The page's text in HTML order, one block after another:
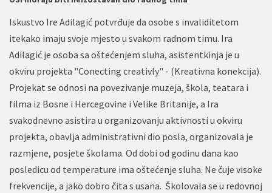
Iskustvo Ire Adilagić potvrđuje da osobe s invaliditetom
itekako imaju svoje mjesto u svakom radnom timu. Ira
Adilagić je osoba sa oštećenjem sluha, asistentkinja je u
okviru projekta "Conecting creativly" - (Kreativna konekcija).
Projekat se odnosi na povezivanje muzeja, škola, teatara i
filma iz Bosne i Hercegovine i Velike Britanije, a Ira
svakodnevno asistira u organizovanju aktivnosti u okviru
projekta, obavlja administrativni dio posla, organizovala je
razmjene, posjete školama. Od dobi od godinu dana kao
posledicu od temperature ima oštećenje sluha. Ne čuje visoke
frekvencije, a jako dobro čita s usana. Školovala se u redovnoj